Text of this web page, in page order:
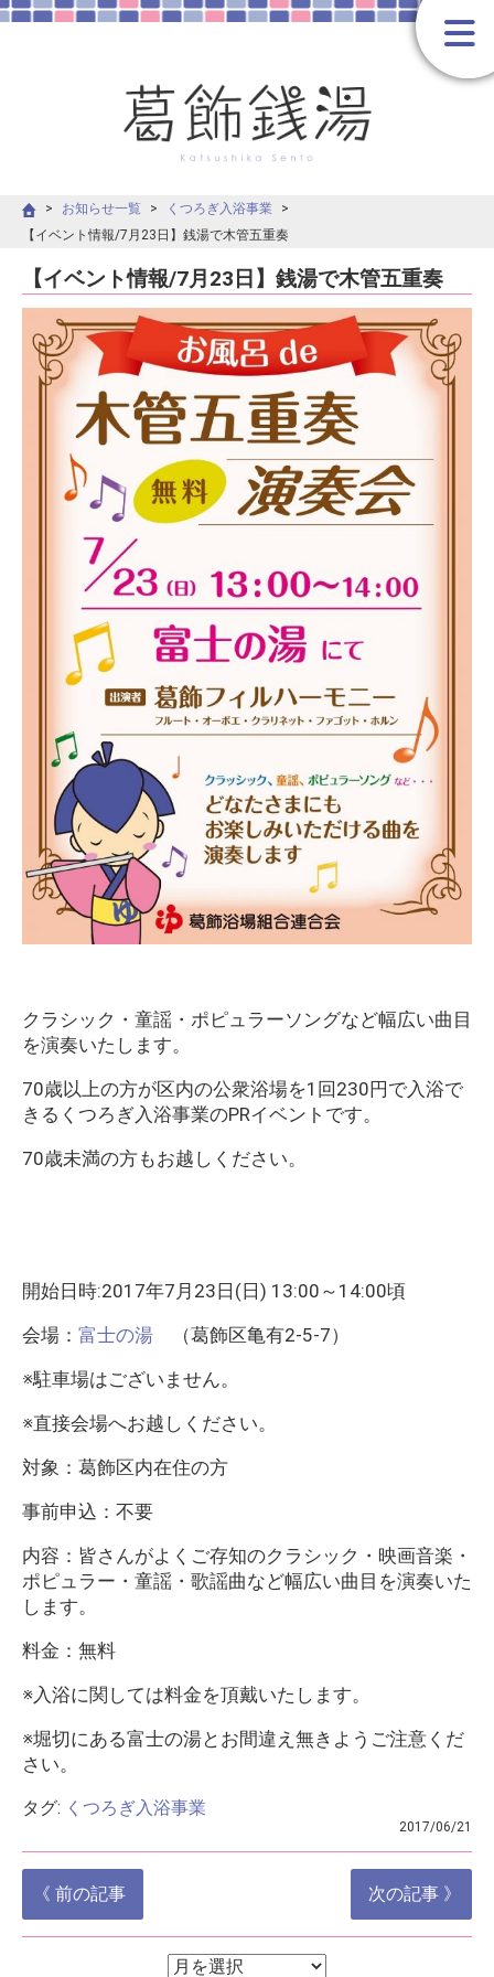
お知らせ一覧
くつろぎ入浴事業
【イベント情報/7月23日】銭湯で木管五重奏
【イベント情報/7月23日】銭湯で木管五重奏
クラシック・童謡・ポピュラーソングなど幅広い曲目
を演奏いたします。
70歳以上の方が区内の公衆浴場を1回230円で入浴で
きるくつろぎ入浴事業のPRイベントです。
70歳未満の方もお越しください。
開始日時:2017年7月23日(日) 13:00～14:00頃
会場： 富士の湯 （葛飾区亀有2-5-7）
※駐車場はございません。
※直接会場へお越しください。
対象：葛飾区内在住の方
事前申込：不要
内容：皆さんがよくご存知のクラシック・映画音楽・
ポピュラー・童謡・歌謡曲など幅広い曲目を演奏いた
します。
料金：無料
※入浴に関しては料金を頂戴いたします。
※堀切にある富士の湯とお間違え無きようご注意くだ
さい。
タグ: くつろぎ入浴事業
2017/06/21
投
稿
《 前の記事 次の記事 》
ア